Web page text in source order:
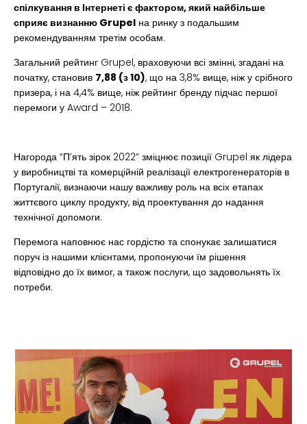
спілкування в Інтернеті є фактором, який найбільше
сприяє визнанню Grupel на ринку з подальшим
рекомендуванням третім особам.
Загальний рейтинг Grupel, враховуючи всі змінні, згадані на
початку, становив 7,88 (з 10), що на 3,8% вище, ніж у срібного
призера, і на 4,4% вище, ніж рейтинг бренду підчас першої
перемоги у Award – 2018.
Нагорода “П’ять зірок 2022” зміцнює позиції Grupel як лідера
у виробництві та комерційній реалізації електрогенераторів в
Португалії, визнаючи нашу важливу роль на всіх етапах
життєвого циклу продукту, від проектування до надання
технічної допомоги.
Перемога наповнює нас гордістю та спонукає залишатися
поруч із нашими клієнтами, пропонуючи їм рішення
відповідно до їх вимог, а також послуги, що задовольнять їх
потреби.